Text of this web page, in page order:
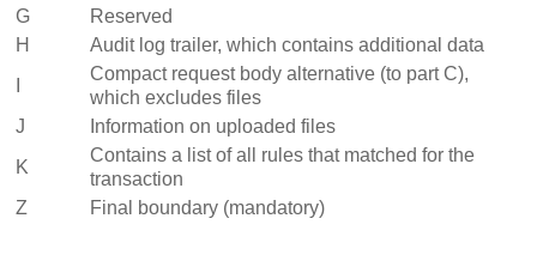
G
Reserved
H
Audit log trailer, which contains additional data
Compact request body alternative (to part C),
which excludes files
J
Information on uploaded files
K
Contains a list of all rules that matched for the
transaction
Z
Final boundary (mandatory)